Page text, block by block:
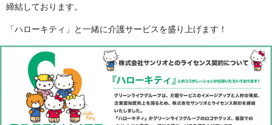
締結しております。
「ハローキティ」と一緒に介護サービスを盛り上げます！